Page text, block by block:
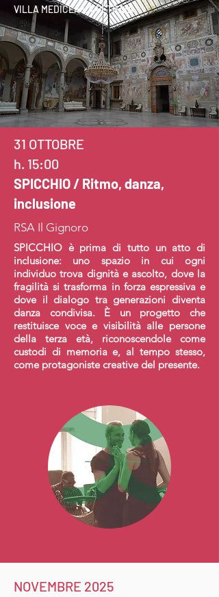
31 OTTOBRE
h. 15:00
SPICCHIO / Ritmo, danza,
inclusione
RSA Il Gignoro
SPICCHIO è prima di tutto un atto di
inclusione: uno spazio in cui ogni
individuo trova dignità e ascolto, dove la
fragilità si trasforma in forza espressiva e
dove il dialogo tra generazioni diventa
danza condivisa. È un progetto che
restituisce voce e visibilità alle persone
della terza età, riconoscendole come
custodi di memoria e, al tempo stesso,
come protagoniste creative del presente.
VILLA MEDICEA LA PETRAIA
NOVEMBRE 2025